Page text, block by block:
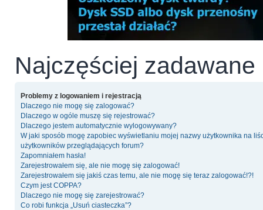
Najczęściej zadawane
Problemy z logowaniem i rejestracją
Dlaczego nie mogę się zalogować?
Dlaczego w ogóle muszę się rejestrować?
Dlaczego jestem automatycznie wylogowywany?
W jaki sposób mogę zapobiec wyświetlaniu mojej nazwy użytkownika na
użytkowników przeglądających forum?
Zapomniałem hasła!
Zarejestrowałem się, ale nie mogę się zalogować!
Zarejestrowałem się jakiś czas temu, ale nie mogę się teraz zalogować!?!
Czym jest COPPA?
Dlaczego nie mogę się zarejestrować?
Co robi funkcja „Usuń ciasteczka”?